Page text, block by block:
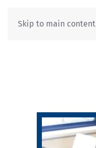
Skip to main content